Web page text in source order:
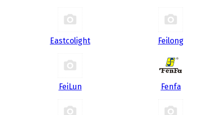
Eastcolight Feilong
FeiLun Fenfa